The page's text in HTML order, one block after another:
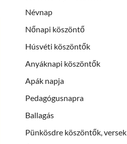
Névnap
Nőnapi köszöntő
Húsvéti köszöntők
Anyáknapi köszöntők
Apák napja
Pedagógusnapra
Ballagás
Pünkösdre köszöntők, versek